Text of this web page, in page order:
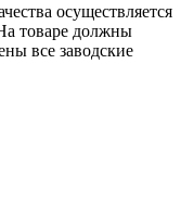
осуществляется
товаре должны
все заводские